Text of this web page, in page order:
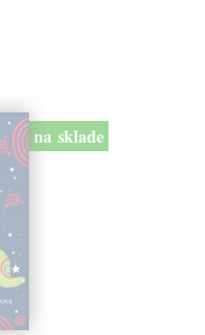
na sklade